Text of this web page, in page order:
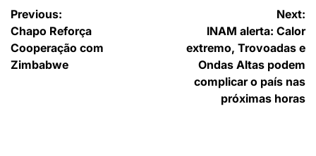
Navegação
de
artigos
Previous:
Chapo Reforça
Cooperação com
Zimbabwe
Next:
INAM alerta: Calor
extremo, Trovoadas e
Ondas Altas podem
complicar o país nas
próximas horas